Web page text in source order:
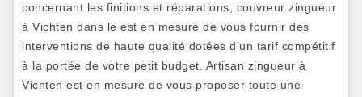
concernant les finitions et réparations, couvreur zingueur
à Vichten dans le est en mesure de vous fournir des
interventions de haute qualité dotées d’un tarif compétitif
à la portée de votre petit budget. Artisan zingueur à
Vichten est en mesure de vous proposer toute une